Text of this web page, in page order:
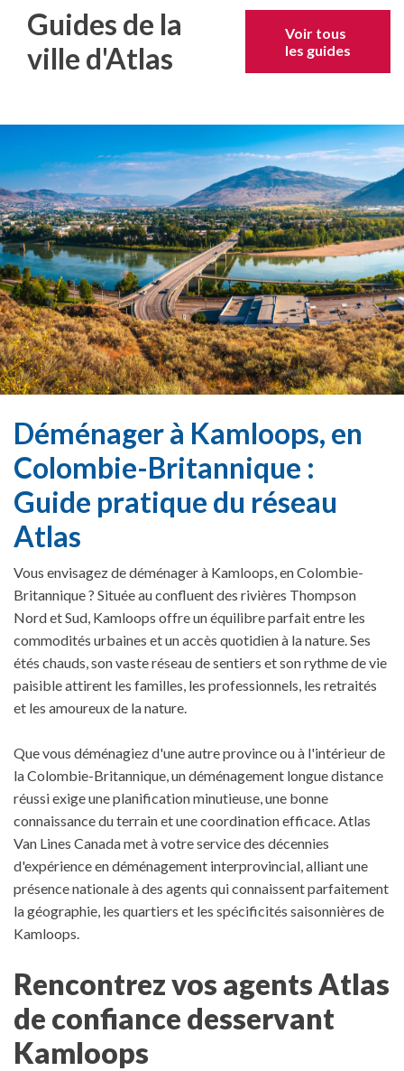
Guides de la
ville d'Atlas
Voir tous
les guides
Déménager à Kamloops, en
Colombie-Britannique :
Guide pratique du réseau
Atlas
Vous envisagez de déménager à Kamloops, en Colombie-
Britannique ? Située au confluent des rivières Thompson
Nord et Sud, Kamloops offre un équilibre parfait entre les
commodités urbaines et un accès quotidien à la nature. Ses
étés chauds, son vaste réseau de sentiers et son rythme de vie
paisible attirent les familles, les professionnels, les retraités
et les amoureux de la nature.
Que vous déménagiez d'une autre province ou à l'intérieur de
la Colombie-Britannique, un déménagement longue distance
réussi exige une planification minutieuse, une bonne
connaissance du terrain et une coordination efficace. Atlas
Van Lines Canada met à votre service des décennies
d'expérience en déménagement interprovincial, alliant une
présence nationale à des agents qui connaissent parfaitement
la géographie, les quartiers et les spécificités saisonnières de
Kamloops.
Rencontrez vos agents Atlas
de confiance desservant
Kamloops